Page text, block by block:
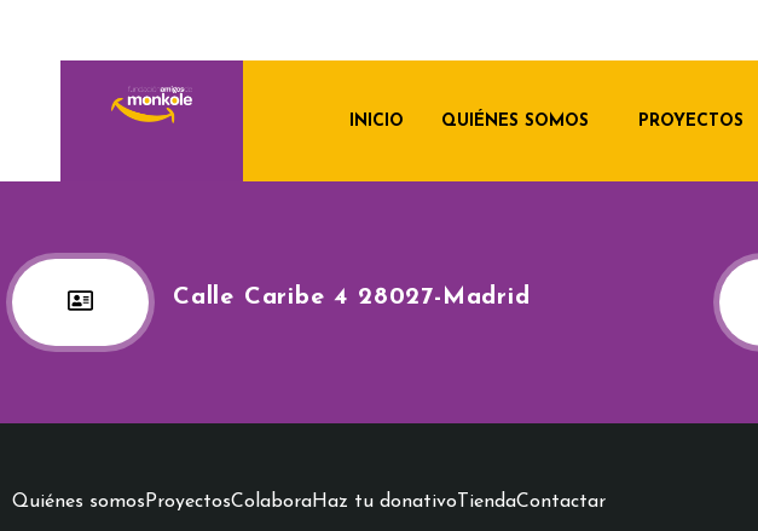
INICIO QUIÉNES SOMOS PROYECTOS
Calle Caribe 4 28027-Madrid
Quiénes somos ProyectosColaboraHaz tu donativo TiendaContactar